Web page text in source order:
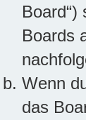
Boards
Wenn
das